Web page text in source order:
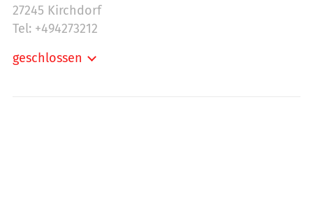
27245 Kirchdorf
Tel: +494273212
geschlossen